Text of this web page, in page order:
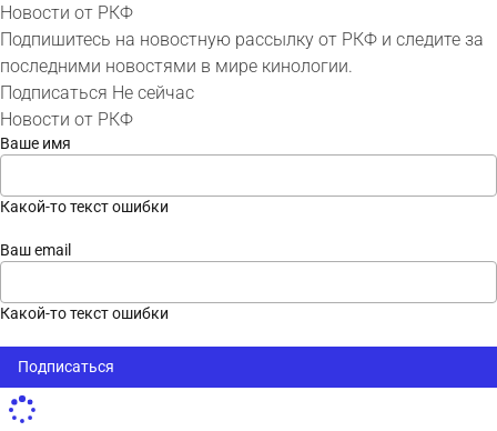
Новости от РКФ
Подпишитесь на новостную рассылку от РКФ и следите за
последними новостями в мире кинологии.
Подписаться Не сейчас
Новости от РКФ
Ваше имя
Какой-то текст ошибки
Ваш email
Какой-то текст ошибки
Подписаться